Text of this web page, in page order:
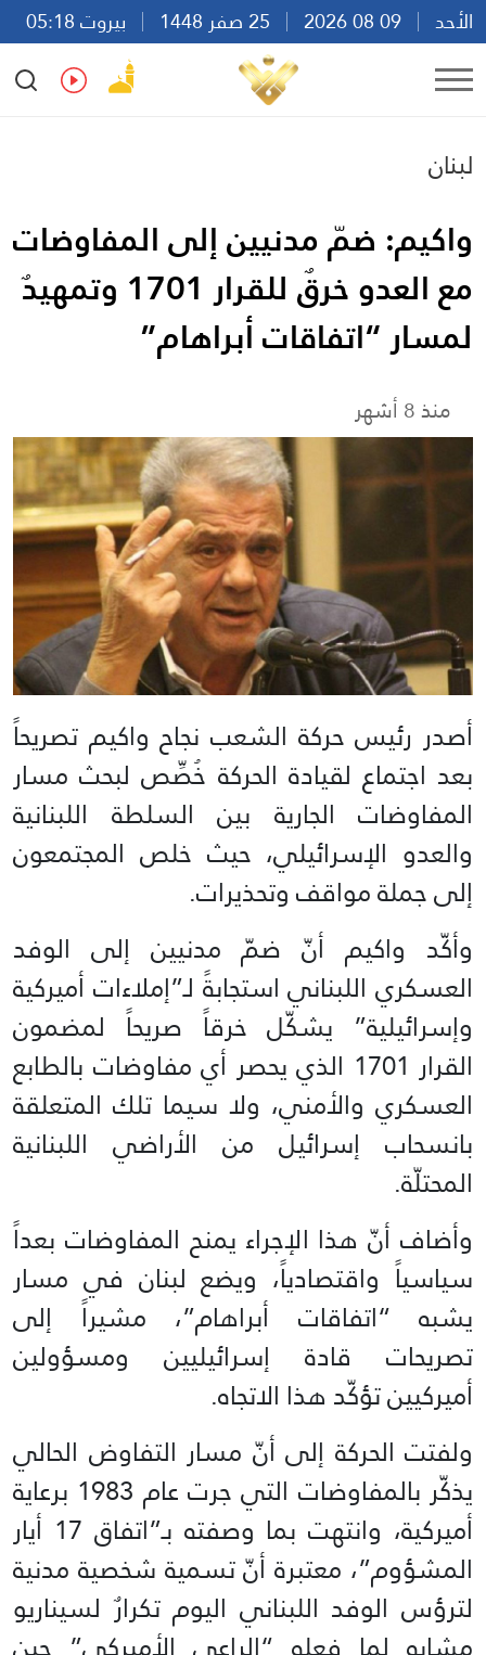
الأحد
بيروت 05:18
Ar
En Fr Es
لبنان
واكيم: ضمّ مدنيين إلى المفاوضات
مع العدو خرقٌ للقرار 1701 وتمهيدٌ
لمسار “اتفاقات أبراهام”
منذ 8 أشهر
أصدر رئيس حركة الشعب نجاح واكيم تصريحاً
بعد اجتماع لقيادة الحركة خُصِّص لبحث مسار
المفاوضات الجارية بين السلطة اللبنانية
والعدو الإسرائيلي، حيث خلص المجتمعون
إلى جملة مواقف وتحذيرات.
وأكّد واكيم أنّ ضمّ مدنيين إلى الوفد
العسكري اللبناني استجابةً لـ”إملاءات أميركية
وإسرائيلية” يشكّل خرقاً صريحاً لمضمون
القرار 1701 الذي يحصر أي مفاوضات بالطابع
العسكري والأمني، ولا سيما تلك المتعلقة
بانسحاب إسرائيل من الأراضي اللبنانية
المحتلّة.
وأضاف أنّ هذا الإجراء يمنح المفاوضات بعداً
سياسياً واقتصادياً، ويضع لبنان في مسار
يشبه “اتفاقات أبراهام”، مشيراً إلى
تصريحات قادة إسرائيليين ومسؤولين
أميركيين تؤكّد هذا الاتجاه.
ولفتت الحركة إلى أنّ مسار التفاوض الحالي
يذكّر بالمفاوضات التي جرت عام 1983 برعاية
أميركية، وانتهت بما وصفته بـ”اتفاق 17 أيار
المشؤوم”، معتبرة أنّ تسمية شخصية مدنية
لترؤس الوفد اللبناني اليوم تكرارٌ لسيناريو